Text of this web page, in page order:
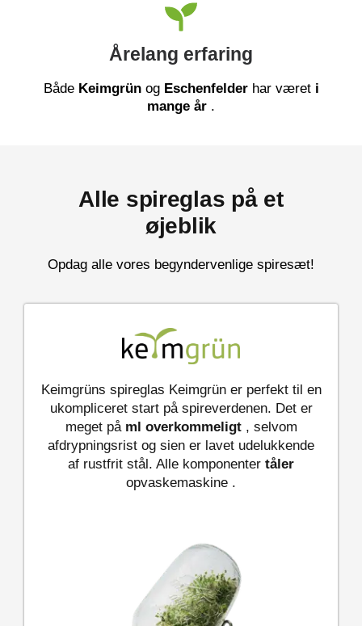
Årelang erfaring
Både Keimgrünog Eschenfelderhar været i
mange år .
Alle spireglas på et
øjeblik
Opdag alle vores begyndervenlige spiresæt!
Keimgrüns spireglas Keimgrün er perfekt til en
ukompliceret start på spireverdenen. Det er
meget på ml overkommeligt, selvom
afdrypningsrist og sien er lavet udelukkende
af rustfrit stål. Alle komponenter tåler
opvaskemaskine .